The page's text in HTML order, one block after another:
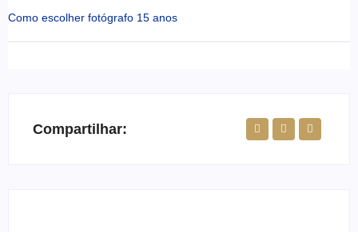
Como escolher fotógrafo 15 anos
Compartilhar: